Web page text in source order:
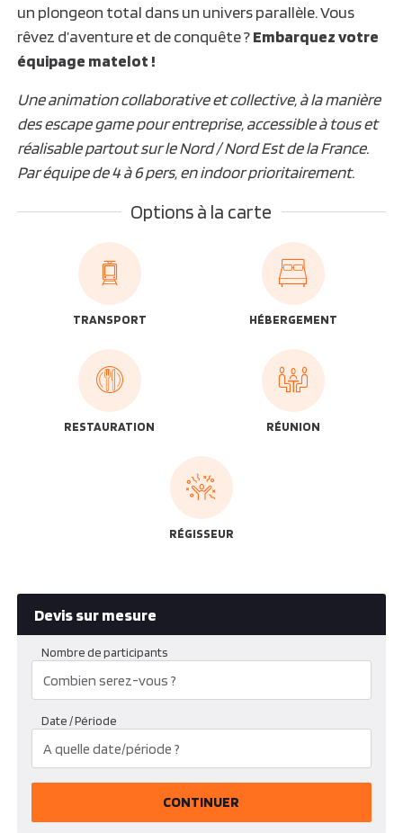
un plongeon total dans un univers parallèle. Vous
rêvez d’aventure et de conquête ?Embarquez votre
équipage matelot !
Une animation collaborative et collective, à la manière
des escape game pour entreprise, accessible à tous et
réalisable partout sur le Nord / Nord Est de la France.
Par équipe de 4 à 6 pers, en indoor prioritairement.
Options à la carte
TRANSPORT HÉBERGEMENT
RESTAURATION RÉUNION
RÉGISSEUR
Devis sur mesure
Nombre de participants
Date / Période
CONTINUER